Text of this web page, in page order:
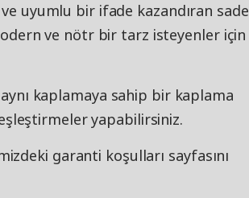
uyumlu bir ifade kazandıran sade
ve nötr bir tarz isteyenler için
kaplamaya sahip bir kaplama
yapabilirsiniz.
garanti koşulları sayfasını